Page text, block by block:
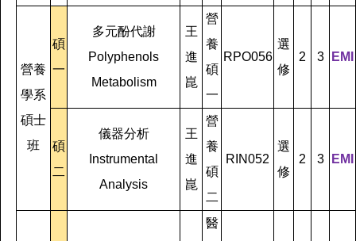
營養
學系
碩士
班
碩
一
多元酚代謝
Polyphenols
Metabolism
王
進
崑
營
養
碩
一
RPO056
選
修
2 3 EMI
碩
二
儀器分析
Instrumental
Analysis
王
進
崑
營
養
碩
二
RIN052
選
修
2 3 EMI
醫